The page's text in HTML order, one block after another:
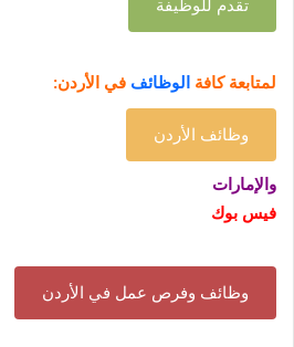
تقدم للوظيفة
لمتابعة كافة الوظائف في الأردن:
وظائف الأردن
والإمارات
فيس بوك
وظائف وفرص عمل في الأردن